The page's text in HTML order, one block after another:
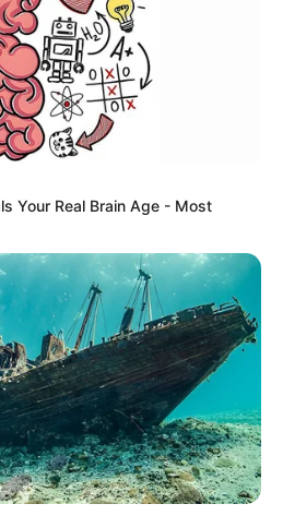
Your Real Brain Age - Most